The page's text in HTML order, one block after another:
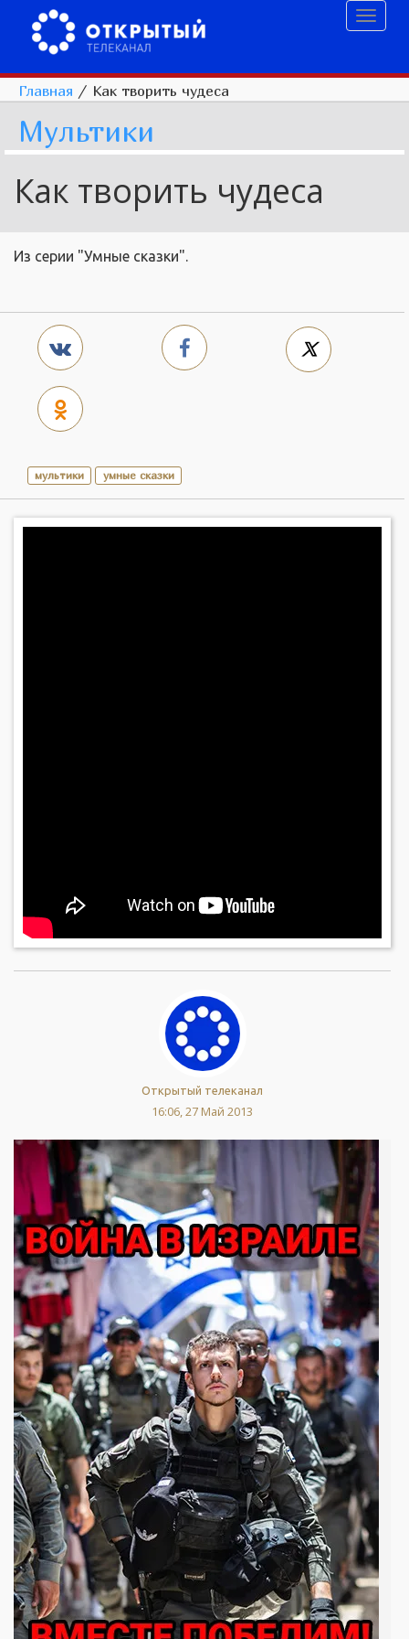
Главная / Как творить чудеса
Мультики
Как творить чудеса
Из серии "Умные сказки".
мультики умные сказки
Открытый телеканал
16:06, 27 Май 2013